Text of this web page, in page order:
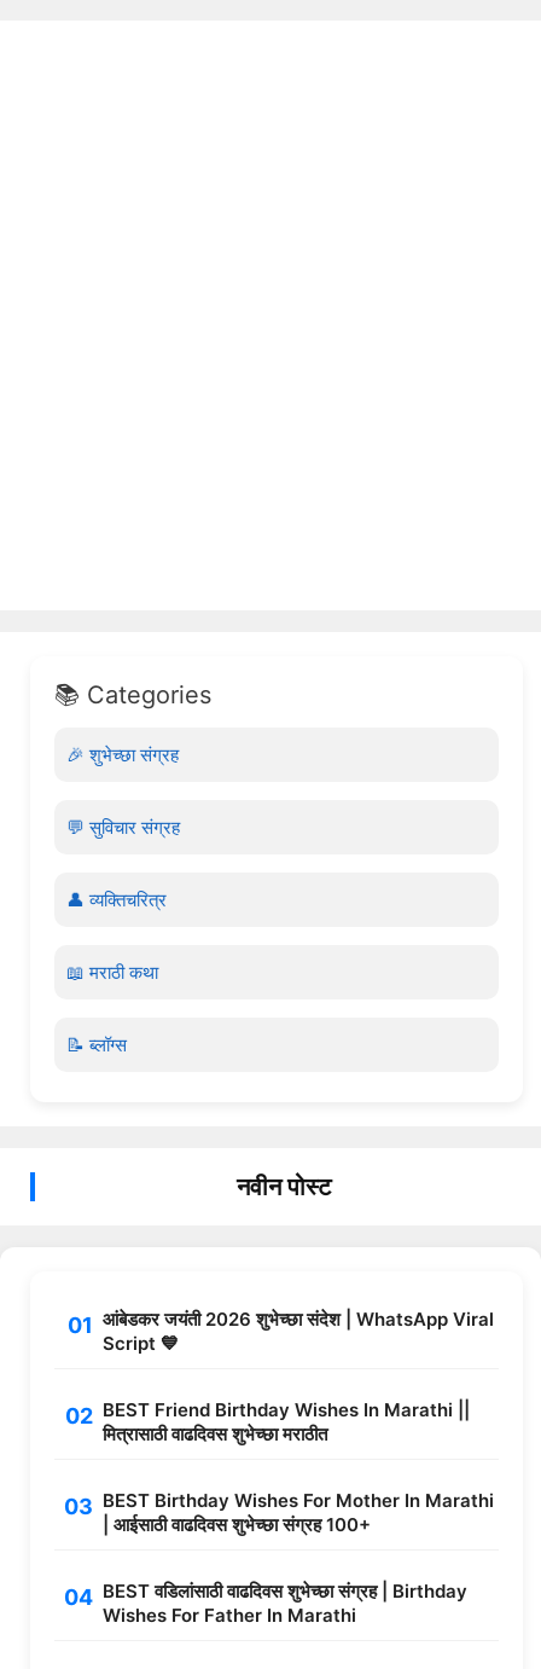
📚 Categories
🎉 शुभेच्छा संग्रह
💬 सुविचार संग्रह
👤 व्यक्तिचरित्र
📖 मराठी कथा
📝 ब्लॉग्स
नवीन पोस्ट
आंबेडकर जयंती 2026 शुभेच्छा संदेश | WhatsApp Viral
Script 💙
BEST Friend Birthday Wishes In Marathi ||
मित्रासाठी वाढदिवस शुभेच्छा मराठीत
BEST Birthday Wishes For Mother In Marathi
| आईसाठी वाढदिवस शुभेच्छा संग्रह 100+
BEST वडिलांसाठी वाढदिवस शुभेच्छा संग्रह | Birthday
Wishes For Father In Marathi